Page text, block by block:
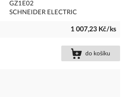
GZ1E02
SCHNEIDER ELECTRIC
1 007,23 Kč/ks
do košíku